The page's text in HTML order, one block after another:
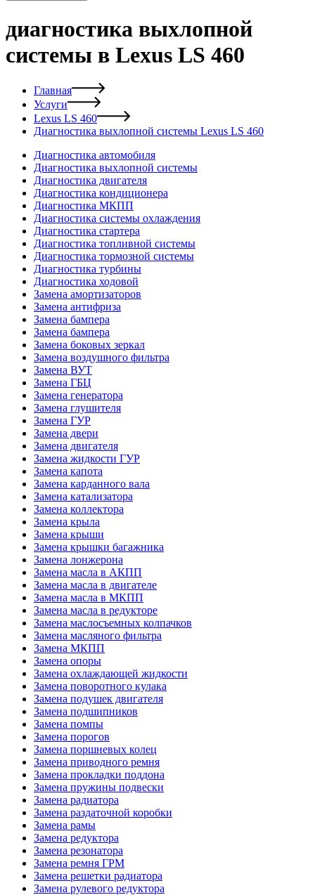
диагностика выхлопной
системы в Lexus LS 460
Главная
Услуги
Lexus LS 460
Диагностика выхлопной системы Lexus LS 460
Диагностика автомобиля
Диагностика выхлопной системы
Диагностика двигателя
Диагностика кондиционера
Диагностика МКПП
Диагностика системы охлаждения
Диагностика стартера
Диагностика топливной системы
Диагностика тормозной системы
Диагностика турбины
Диагностика ходовой
Замена амортизаторов
Замена антифриза
Замена бампера
Замена бампера
Замена боковых зеркал
Замена воздушного фильтра
Замена ВУТ
Замена ГБЦ
Замена генератора
Замена глушителя
Замена ГУР
Замена двери
Замена двигателя
Замена жидкости ГУР
Замена капота
Замена карданного вала
Замена катализатора
Замена коллектора
Замена крыла
Замена крыши
Замена крышки багажника
Замена лонжерона
Замена масла в АКПП
Замена масла в двигателе
Замена масла в МКПП
Замена масла в редукторе
Замена маслосъемных колпачков
Замена масляного фильтра
Замена МКПП
Замена опоры
Замена охлаждающей жидкости
Замена поворотного кулака
Замена подушек двигателя
Замена подшипников
Замена помпы
Замена порогов
Замена поршневых колец
Замена приводного ремня
Замена прокладки поддона
Замена пружины подвески
Замена радиатора
Замена раздаточной коробки
Замена рамы
Замена редуктора
Замена резонатора
Замена ремня ГРМ
Замена решетки радиатора
Замена рулевого редуктора